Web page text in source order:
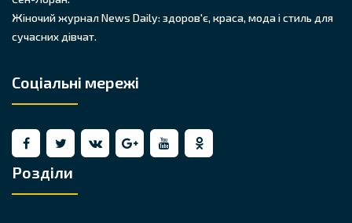
Жіночий журнал News Daily: здоров'є, краса, мода і стиль для
сучасних дівчат.
Соціальні мережі
Розділи